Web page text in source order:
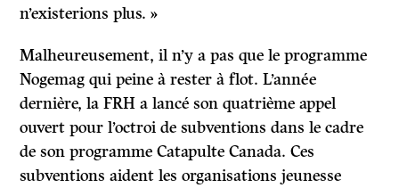
n’existerions plus. »
Malheureusement, il n’y a pas que le programme
Nogemag qui peine à rester à flot. L’année
dernière, la FRH a lancé son quatrième appel
ouvert pour l’octroi de subventions dans le cadre
de son programme Catapulte Canada. Ces
subventions aident les organisations jeunesse